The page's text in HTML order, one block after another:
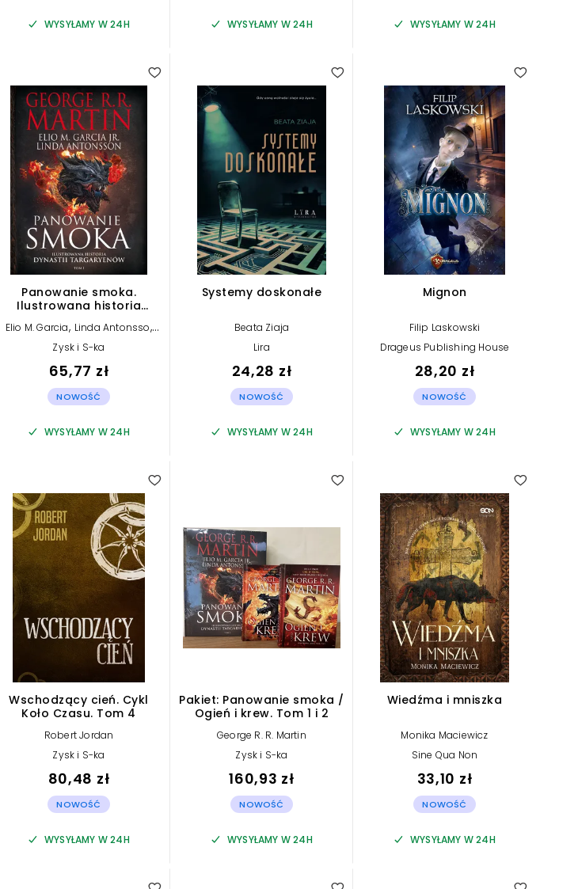
WYSYŁAMY W 24H WYSYŁAMY W 24H WYSYŁAMY W 24H
Panowanie smoka.
Ilustrowana historia
Tom 1
Elio M. Garcia, Linda Antonsso,
George R.R. Martin
Zysk i S-ka
65,77 zł
NOWOŚĆ
WYSYŁAMY W 24H
Systemy doskonałe
Beata Ziaja
Lira
24,28 zł
NOWOŚĆ
WYSYŁAMY W 24H
Mignon
Filip Laskowski
Drageus Publishing House
28,20 zł
NOWOŚĆ
WYSYŁAMY W 24H
Wschodzący cień. Cykl
Koło Czasu. Tom 4
Robert Jordan
Zysk i S-ka
80,48 zł
NOWOŚĆ
WYSYŁAMY W 24H
Pakiet: Panowanie smoka /
Ogień i krew. Tom 1 i 2
George R. R. Martin
Zysk i S-ka
160,93 zł
NOWOŚĆ
WYSYŁAMY W 24H
Wiedźma i mniszka
Monika Maciewicz
Sine Qua Non
33,10 zł
NOWOŚĆ
WYSYŁAMY W 24H